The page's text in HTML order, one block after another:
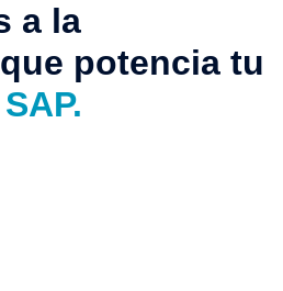
a la
potencia tu